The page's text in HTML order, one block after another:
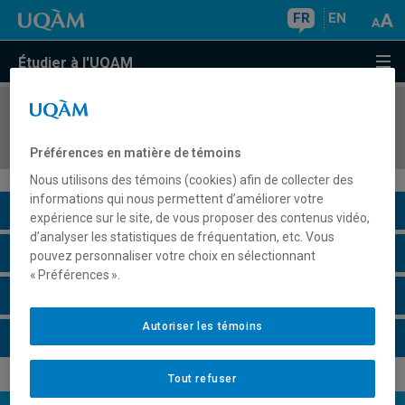
FR EN
Étudier à l'UQAM
COURS//
Description du cours
Horaire - Été 2026
Préférences en matière de témoins
Nous utilisons des témoins (cookies) afin de collecter des
informations qui nous permettent d’améliorer votre
expérience sur le site, de vous proposer des contenus vidéo,
d’analyser les statistiques de fréquentation, etc. Vous
pouvez personnaliser votre choix en sélectionnant
« Préférences ».
Tout refuser
Autoriser les témoins